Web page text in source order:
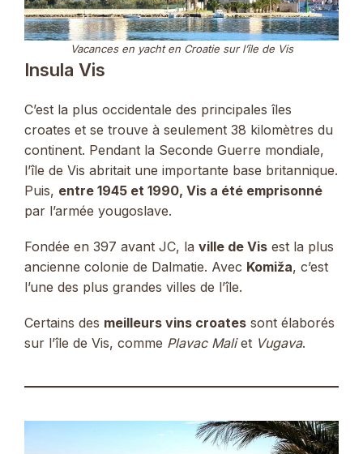
Vacances en yacht en Croatie sur l’île de Vis
Insula Vis
C’est la plus occidentale des principales îles
croates et se trouve à seulement 38 kilomètres du
continent. Pendant la Seconde Guerre mondiale,
l’île de Vis abritait une importante base britannique.
Puis, entre 1945 et 1990, Vis a été emprisonné
par l’armée yougoslave.
Fondée en 397 avant JC, la ville de Vis est la plus
ancienne colonie de Dalmatie. Avec Komiža, c’est
l’une des plus grandes villes de l’île.
Certains des meilleurs vins croates sont élaborés
sur l’île de Vis, comme Plavac Maliet Vugava.